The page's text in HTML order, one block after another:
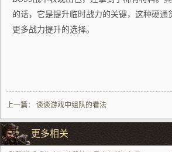
的话，它是提升临时战力的关键，这种硬
更多战力提升的选择。
上一篇： 谈谈游戏中组队的看法
更多相关